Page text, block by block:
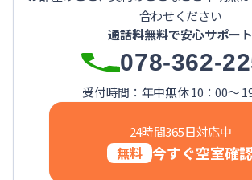
【東灘区・阪神御影】Sステイ御影本
【神戸・春日野道】Sステイ三宮東ア
【西宮北口】Sステイ西宮北口第２｜
【西宮北口】Sステイ西宮北口第２｜
【神戸・三宮】Sステイ神戸三宮レガ
合わせください
通話料無料で安心サポート
078-362-
受付時間：年中無休 10：00～
24時間365日対応中
無料 今すぐ空室確